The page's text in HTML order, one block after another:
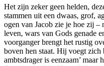
Het zijn zeker geen helden,
stammen uit een dwaas, grof,
ogen van Jacob zie je hoe zij
leven, wars van Gods genade
voorganger brengt het rustig
boven hen staat. Hij voegt zich
ambtsdrager is eenzaam’